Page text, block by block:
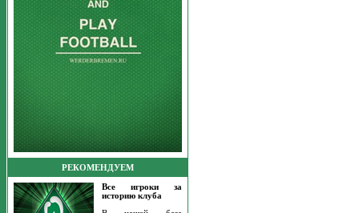
РЕКОМЕНДУЕМ
Все игроки за
историю клуба